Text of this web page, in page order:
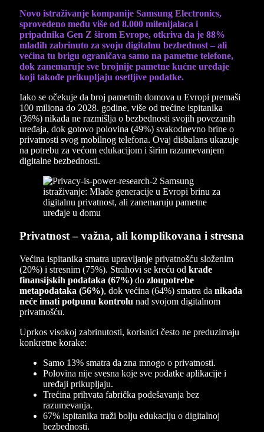
Novo istraživanje kompanije Samsung Electronics,
sprovedeno među više od 8.000 milenijalaca i
pripadnika Gen Z širom Evrope, otkriva da je 88%
mladih zabrinuto za svoju digitalnu bezbednost – ali
većina tu brigu ograničava samo na pametne telefone,
dok zanemaruje sve brojnije pametne kućne uređaje
koji takođe prikupljaju osetljive podatke.
Iako se očekuje da broj pametnih domova u Evropi premaši
100 miliona do 2028. godine, više od trećine ispitanika
(36%) nikada ne razmišlja o bezbednosti svojih povezanih
uređaja, dok gotovo polovina (49%) svakodnevno brine o
privatnosti svog mobilnog telefona. Ovaj disbalans ukazuje
na potrebu za većom edukacijom i širim razumevanjem
digitalne bezbednosti.
Privatnost – važna, ali komplikovana i stresna
Većina ispitanika smatra upravljanje privatnošću složenim
(20%) i stresnim (75%). Strahovi se kreću od krađe
finansijskih podataka (67%) do zloupotrebe
metapodataka (56%), dok većina (64%) smatra da nikada
neće imati potpunu kontrolu nad svojom digitalnom
privatnošću.
Uprkos visokoj zabrinutosti, korisnici često ne preduzimaju
konkretne korake:
Samo 13% smatra da zna mnogo o privatnosti.
Polovina nije svesna koje sve podatke aplikacije i
uređaji prikupljaju.
Trećina prihvata fabrička podešavanja bez
razumevanja.
67% ispitanika traži bolju edukaciju o digitalnoj
bezbednosti.